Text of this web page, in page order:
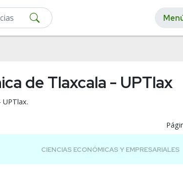
de Tlaxcala - UPTlax